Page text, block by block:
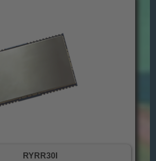
RYRR30I